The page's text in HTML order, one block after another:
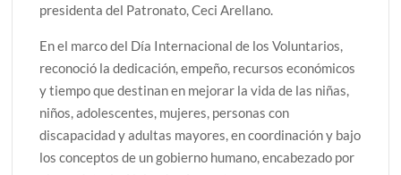
presidenta del Patronato, Ceci Arellano.
En el marco del Día Internacional de los Voluntarios,
reconoció la dedicación, empeño, recursos económicos
y tiempo que destinan en mejorar la vida de las niñas,
niños, adolescentes, mujeres, personas con
discapacidad y adultas mayores, en coordinación y bajo
los conceptos de un gobierno humano, encabezado por